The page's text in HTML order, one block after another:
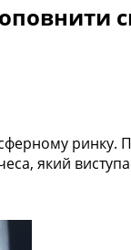
ринку.
який